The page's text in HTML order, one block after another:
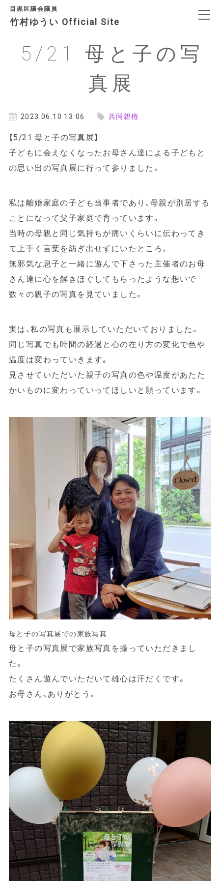
目黒区議会議員
竹村ゆうい Official Site
決意表明
プロフィール
政治信条・政策
SNS
日々の活動
アクセス
問い合わせ
5/21 母と子の写
真展
2023.06.10 13:06 共同親権
【5/21 母と子の写真展】
子どもに会えなくなったお母さん達による子どもと
の思い出の写真展に行って参りました。
私は離婚家庭の子ども当事者であり、母親が別居する
ことになって父子家庭で育っています。
当時の母親と同じ気持ちが痛いくらいに伝わってき
て上手く言葉を紡ぎ出せずにいたところ、
無邪気な息子と一緒に遊んで下さった主催者のお母
さん達に心を解きほぐしてもらったような想いで
数々の親子の写真を見ていました。
実は、私の写真も展示していただいておりました。
同じ写真でも時間の経過と心の在り方の変化で色や
温度は変わっていきます。
見させていただいた親子の写真の色や温度があたた
かいものに変わっていってほしいと願っています。
母と子の写真展での家族写真
母と子の写真展で家族写真を撮っていただきまし
た。
たくさん遊んでいただいて雄心は汗だくです。
お母さん、ありがとう。